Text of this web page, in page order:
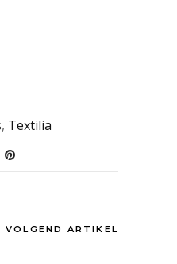
, Textilia
VOLGEND ARTIKEL